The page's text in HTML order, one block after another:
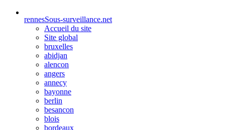
rennesSous-surveillance.net
Accueil du site
Site global
bruxelles
abidjan
alencon
angers
annecy
bayonne
berlin
besancon
blois
bordeaux